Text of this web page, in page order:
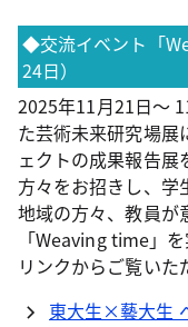
◆交流イベント「
24日）
2025年11月21日～
た芸術未来研究場
ェクトの成果報告
方々をお招きし、学
地域の方々、教員が
「Weaving time」
リンクからご覧いた
東大生×藝大生